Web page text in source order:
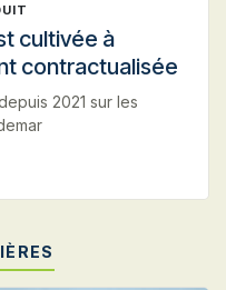
cultivée à
contractualisée
2021 sur les